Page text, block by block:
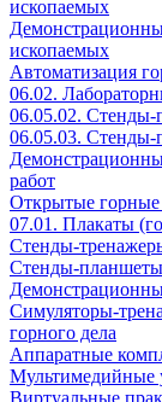
ископаемых
ископаемых
Автоматизация
06.02.
06.05.02.
06.05.03. Стенды-
работ
Открытые
07.01. Плакаты
Стенды-
Стенды-
Симуляторы-
горного дела
Аппаратные
Мультимедийные
Виртуальные